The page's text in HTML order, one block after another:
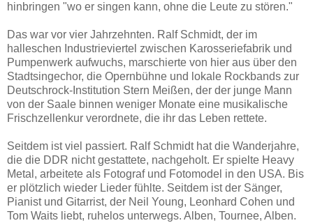
hinbringen "wo er singen kann, ohne die Leute zu stören."
Das war vor vier Jahrzehnten. Ralf Schmidt, der im
halleschen Industrieviertel zwischen Karosseriefabrik und
Pumpenwerk aufwuchs, marschierte von hier aus über den
Stadtsingechor, die Opernbühne und lokale Rockbands zur
Deutschrock-Institution Stern Meißen, der der junge Mann
von der Saale binnen weniger Monate eine musikalische
Frischzellenkur verordnete, die ihr das Leben rettete.
Seitdem ist viel passiert. Ralf Schmidt hat die Wanderjahre,
die die DDR nicht gestattete, nachgeholt. Er spielte Heavy
Metal, arbeitete als Fotograf und Fotomodel in den USA. Bis
er plötzlich wieder Lieder fühlte. Seitdem ist der Sänger,
Pianist und Gitarrist, der Neil Young, Leonhard Cohen und
Tom Waits liebt, ruhelos unterwegs. Alben, Tournee, Alben.